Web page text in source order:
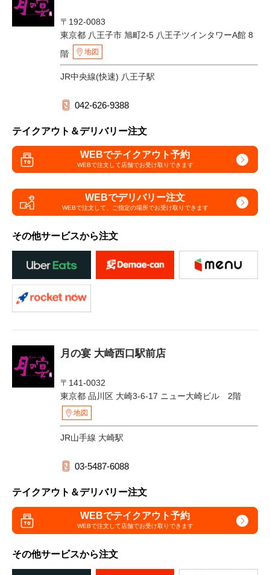
〒192-0083
東京都 八王子市 旭町2-5 八王子ツインタワーA館 8
階
地図
JR中央線(快速) 八王子駅
042-626-9388
テイクアウト＆デリバリー注文
WEBでテイクアウト予約
WEBで注文して店舗でお受け取りできます
WEBでデリバリー注文
WEBで注文して、 ご指定の場所でお受け取りできます
その他サービスから注文
月の宴 大崎西口駅前店
〒141-0032
東京都 品川区 大崎3-6-17 ニュー大崎ビル 2階
地図
JR山手線 大崎駅
03-5487-6088
テイクアウト＆デリバリー注文
WEBでテイクアウト予約
WEBで注文して店舗でお受け取りできます
その他サービスから注文